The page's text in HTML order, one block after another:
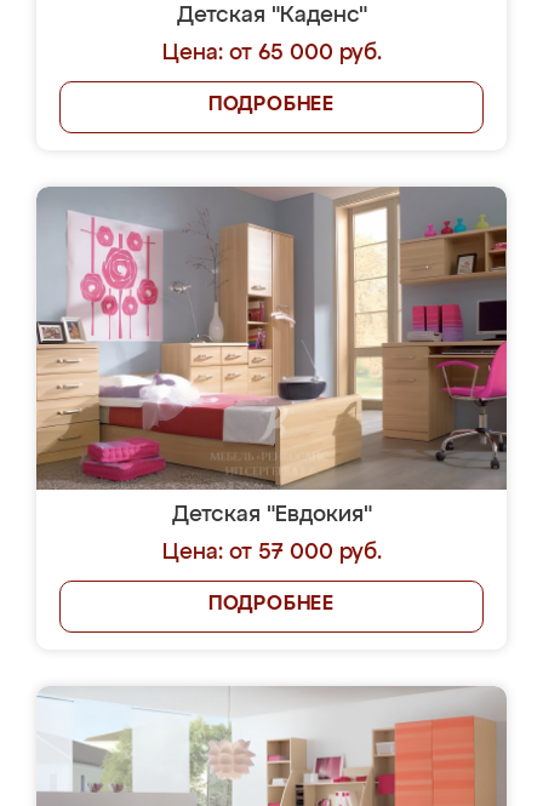
Детская "Каденс"
Цена: от 65 000 руб.
ПОДРОБНЕЕ
Детская "Евдокия"
Цена: от 57 000 руб.
ПОДРОБНЕЕ